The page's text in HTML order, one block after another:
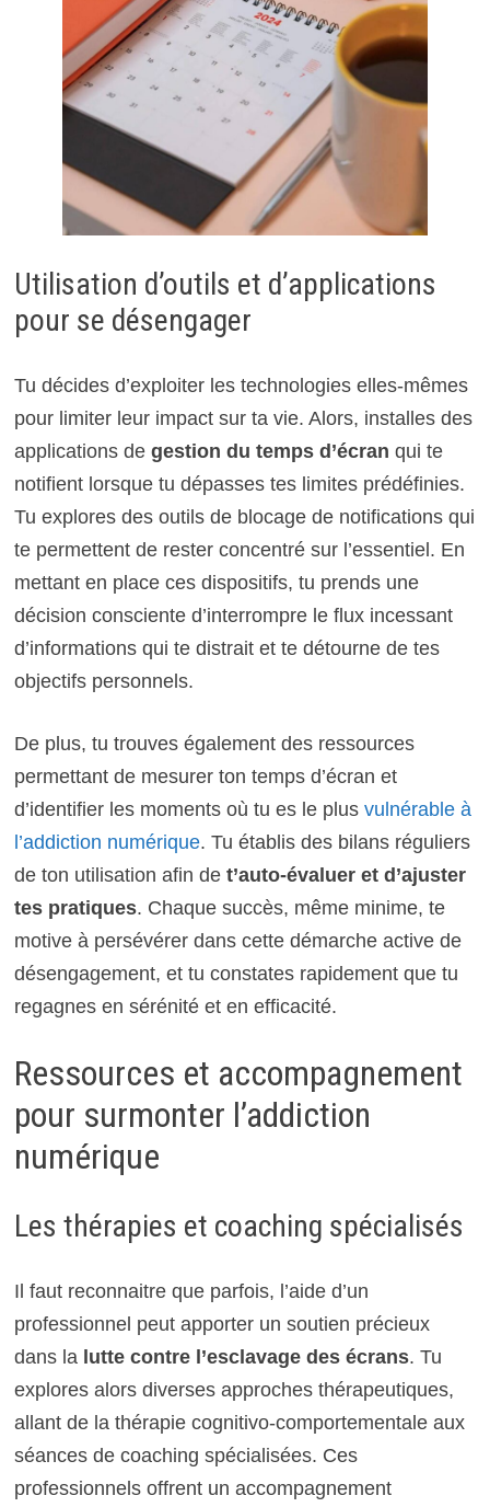
Utilisation d’outils et d’applications
pour se désengager
Tu décides d’exploiter les technologies elles-mêmes
pour limiter leur impact sur ta vie. Alors, installes des
applications de gestion du temps d’écran qui te
notifient lorsque tu dépasses tes limites prédéfinies.
Tu explores des outils de blocage de notifications qui
te permettent de rester concentré sur l’essentiel. En
mettant en place ces dispositifs, tu prends une
décision consciente d’interrompre le flux incessant
d’informations qui te distrait et te détourne de tes
objectifs personnels.
De plus, tu trouves également des ressources
permettant de mesurer ton temps d’écran et
d’identifier les moments où tu es le plus vulnérable à
l’addiction numérique. Tu établis des bilans réguliers
de ton utilisation afin de t’auto-évaluer et d’ajuster
tes pratiques. Chaque succès, même minime, te
motive à persévérer dans cette démarche active de
désengagement, et tu constates rapidement que tu
regagnes en sérénité et en efficacité.
Ressources et accompagnement
pour surmonter l’addiction
numérique
Les thérapies et coaching spécialisés
Il faut reconnaitre que parfois, l’aide d’un
professionnel peut apporter un soutien précieux
dans la lutte contre l’esclavage des écrans. Tu
explores alors diverses approches thérapeutiques,
allant de la thérapie cognitivo-comportementale aux
séances de coaching spécialisées. Ces
professionnels offrent un accompagnement